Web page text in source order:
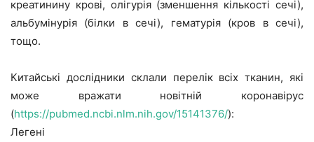
креатинину крові, олігурія (зменшення кількості сечі),
альбумінурія (білки в сечі), гематурія (кров в сечі),
тощо.
Китайські дослідники склали перелік всіх тканин, які
може вражати новітній коронавірус
(https://pubmed.ncbi.nlm.nih.gov/15141376/):
Легені